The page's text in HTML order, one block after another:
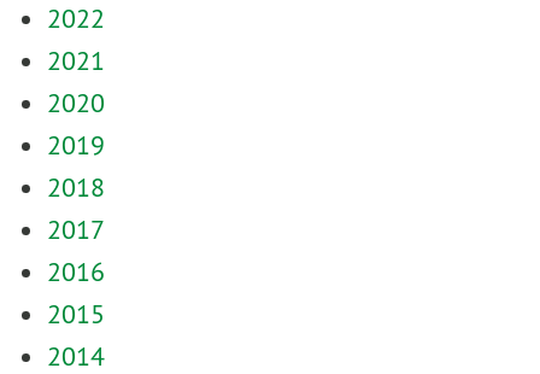
2022
2021
2020
2019
2018
2017
2016
2015
2014